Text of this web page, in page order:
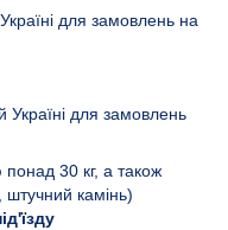
для замовлень на
Україні для замовлень
30 кг, а також
штучний камінь)